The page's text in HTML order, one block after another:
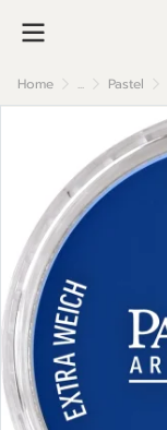
Home ... Pastel